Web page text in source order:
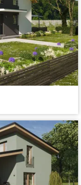
5+1
137,1 m²